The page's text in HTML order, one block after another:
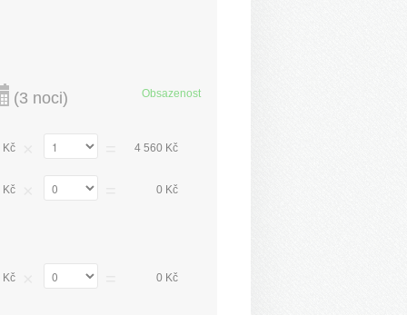
Obsazenost
(3 noci)
Kč 4 560 Kč
Kč 0 Kč
Kč 0 Kč